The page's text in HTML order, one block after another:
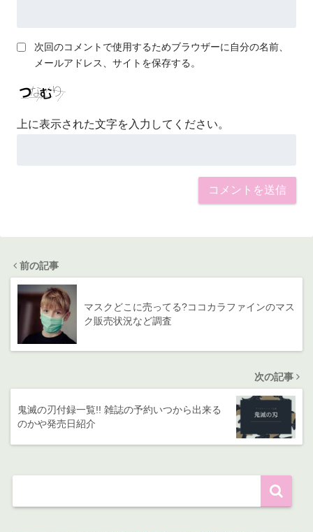
次回のコメントで使用するためブラウザーに自分の名前、
メールアドレス、サイトを保存する。
上に表示された文字を入力してください。
前の記事
マスクどこに売ってる?ココカラファインのマス
ク販売状況など調査
次の記事
鬼滅の刃付録一覧!! 雑誌の予約いつから出来る
のかや発売日紹介